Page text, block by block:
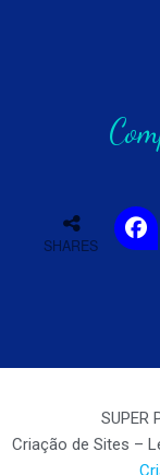
SHARES
SUPER
Criação de Sites –